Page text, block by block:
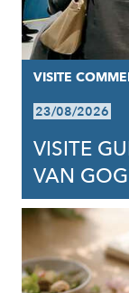
VISITE
23/08/2026
VISITE
VAN